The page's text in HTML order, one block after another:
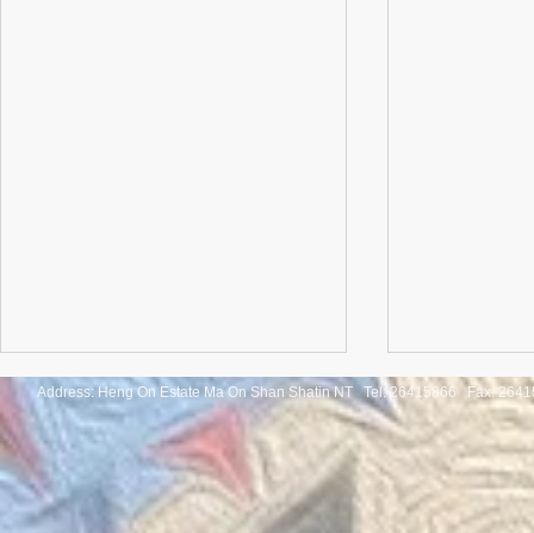
Address: Heng On Estate Ma On Shan Shatin NT Tel:26415866 Fax: